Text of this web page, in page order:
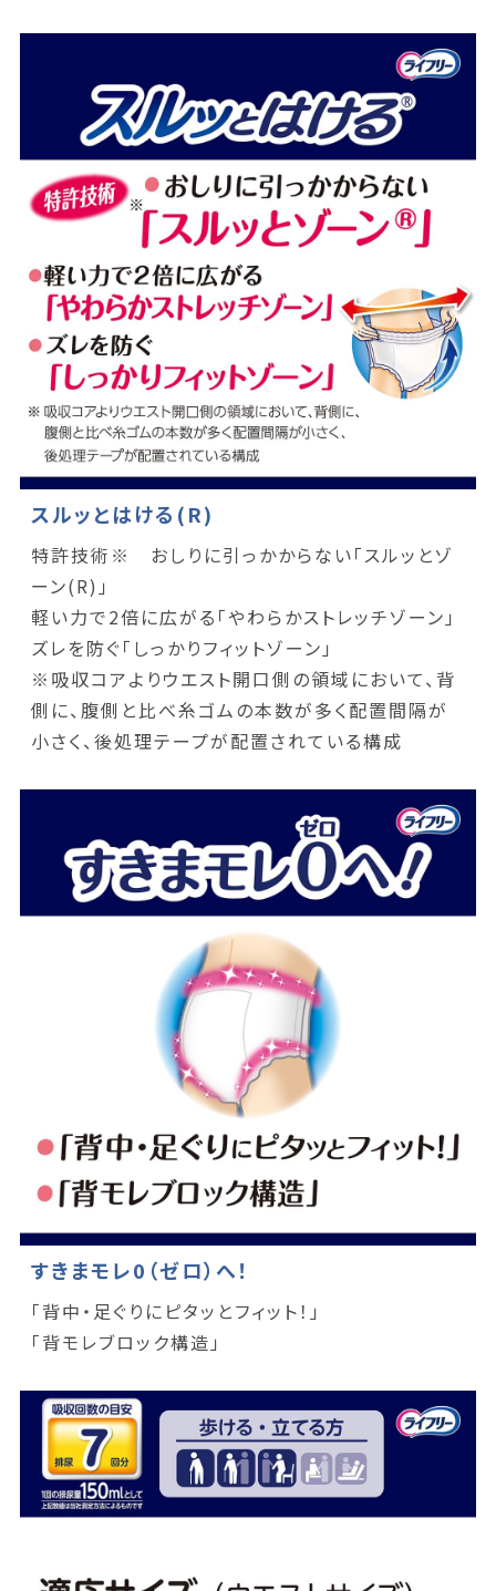
スルッとはける(R)
特許技術※ おしりに引っかからない「スルッとゾ
ーン(R)｣
軽い力で2倍に広がる「やわらかストレッチゾーン」
ズレを防ぐ「しっかりフィットゾーン」
※吸収コアよりウエスト開口側の領域において、背
側に、腹側と比べ糸ゴムの本数が多く配置間隔が
小さく、後処理テープが配置されている構成
すきまモレ0（ゼロ）へ！
「背中・足ぐりにピタッとフィット！」
「背モレブロック構造」